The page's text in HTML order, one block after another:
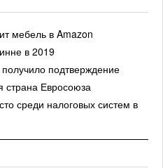
мебель в Amazon
в 2019
подтверждение
Евросоюза
среди налоговых систем в